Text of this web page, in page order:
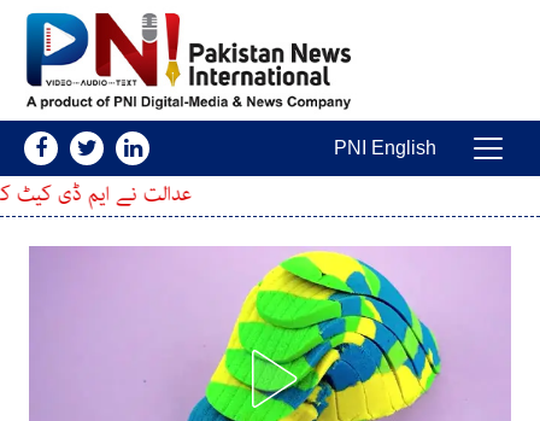
Main Navigation
PNI English
عدالت نے ایم ڈی کیٹ کا امتحان ملتوی